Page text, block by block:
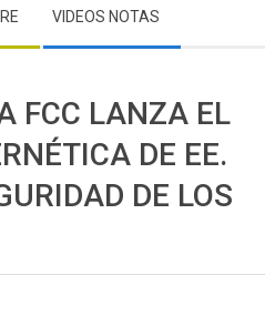
VIDEOS NOTAS
FCC LANZA EL
DE EE.
DE LOS